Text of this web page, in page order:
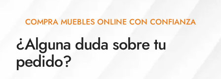
COMPRA MUEBLES ONLINE CON CONFIANZA
¿Alguna duda sobre tu
pedido?